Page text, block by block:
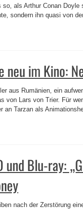
so, als Arthur Conan
sondern ihn quasi von
neu im Kino:
aus Rumänien, ein
von Lars von Trier. Für
an Tarzan als
und Blu-ray:
nach der Zerstörung